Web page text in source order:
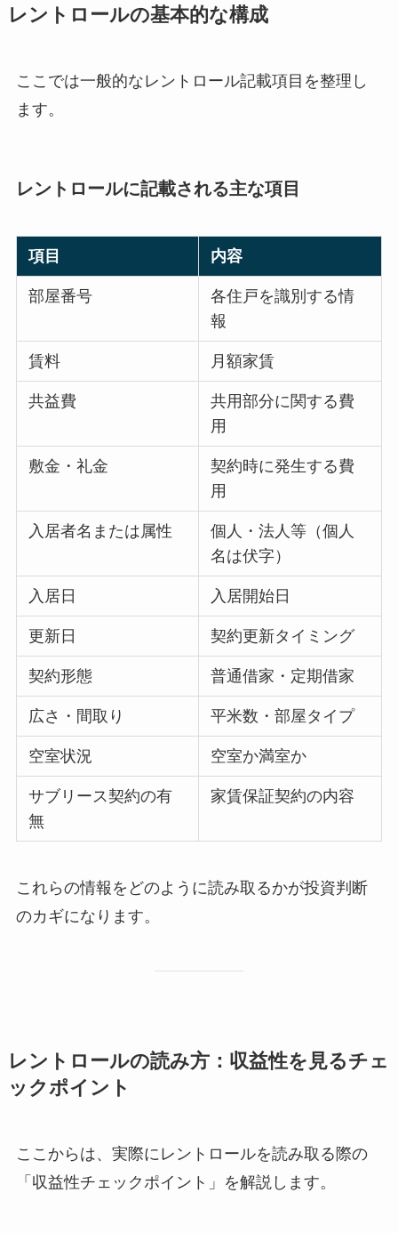
レントロールの基本的な構成
ここでは一般的なレントロール記載項目を整理し
ます。
レントロールに記載される主な項目
項目 内容
部屋番号
各住戸を識別する情
報
賃料 月額家賃
共益費
共用部分に関する費
用
敷金・礼金
契約時に発生する費
用
入居者名または属性
個人・法人等（個人
名は伏字）
入居日 入居開始日
更新日 契約更新タイミング
契約形態 普通借家・定期借家
広さ・間取り 平米数・部屋タイプ
空室状況 空室か満室か
サブリース契約の有
無
家賃保証契約の内容
これらの情報をどのように読み取るかが投資判断
のカギになります。
レントロールの読み方：収益性を見るチェ
ックポイント
ここからは、実際にレントロールを読み取る際の
「収益性チェックポイント」を解説します。